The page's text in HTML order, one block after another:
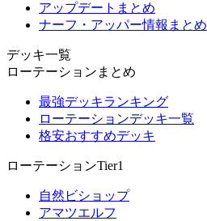
アップデートまとめ
ナーフ・アッパー情報まとめ
デッキ一覧
ローテーションまとめ
最強デッキランキング
ローテーションデッキ一覧
格安おすすめデッキ
ローテーションTier1
自然ビショップ
アマツエルフ